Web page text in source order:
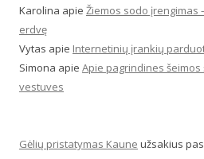
Karolina apie Žiemos sodo įrengimas
erdvę
Vytas apie Internetinių įrankių
Simona apie Apie pagrindines
vestuves
Gėlių pristatymas Kaune užsakius